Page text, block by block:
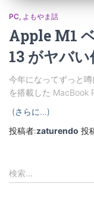
PC よもやま話
Apple M1
13 がヤバい
今年になってずっと
を搭載した MacBook
(さらに…)
投稿者:zaturendo 投
検
索
検索…